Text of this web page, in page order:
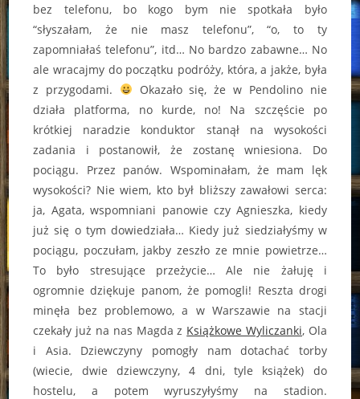
bez telefonu, bo kogo bym nie spotkała było
“słyszałam, że nie masz telefonu”, “o, to ty
zapomniałaś telefonu”, itd… No bardzo zabawne… No
ale wracajmy do początku podróży, która, a jakże, była
z przygodami.
Okazało się, że w Pendolino nie
działa platforma, no kurde, no! Na szczęście po
krótkiej naradzie konduktor stanął na wysokości
zadania i postanowił, że zostanę wniesiona. Do
pociągu. Przez panów. Wspominałam, że mam lęk
wysokości? Nie wiem, kto był bliższy zawałowi serca:
ja, Agata, wspomniani panowie czy Agnieszka, kiedy
już się o tym dowiedziała… Kiedy już siedziałyśmy w
pociągu, poczułam, jakby zeszło ze mnie powietrze…
To było stresujące przeżycie… Ale nie żałuję i
ogromnie dziękuje panom, że pomogli! Reszta drogi
minęła bez problemowo, a w Warszawie na stacji
czekały już na nas Magda z Książkowe Wyliczanki, Ola
i Asia. Dziewczyny pomogły nam dotachać torby
(wiecie, dwie dziewczyny, 4 dni, tyle książek) do
hostelu, a potem wyruszyłyśmy na stadion.